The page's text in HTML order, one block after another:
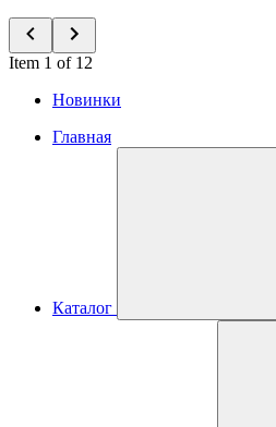
Item 1 of 12
Новинки
Главная
Каталог